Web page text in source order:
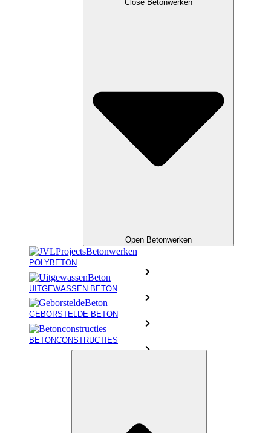
Close Betonwerken
Open Betonwerken
POLYBETON
UITGEWASSEN BETON
GEBORSTELDE BETON
BETONCONSTRUCTIES